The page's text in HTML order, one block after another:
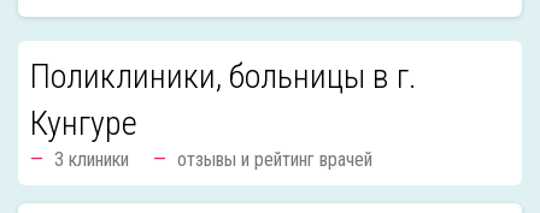
Поликлиники, больницы в г.
Кунгуре
3 клиники отзывы и рейтинг врачей